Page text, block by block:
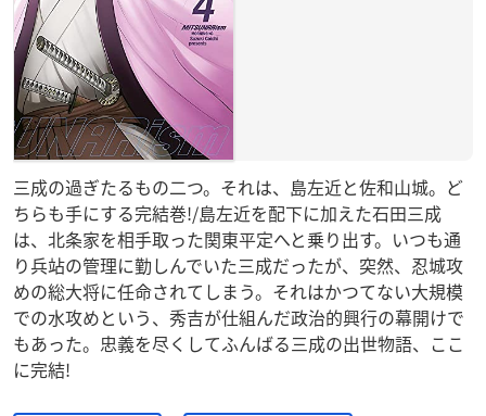
三成の過ぎたるもの二つ。それは、島左近と佐和山城。ど
ちらも手にする完結巻!/島左近を配下に加えた石田三成
は、北条家を相手取った関東平定へと乗り出す。いつも通
り兵站の管理に勤しんでいた三成だったが、突然、忍城攻
めの総大将に任命されてしまう。それはかつてない大規模
での水攻めという、秀吉が仕組んだ政治的興行の幕開けで
もあった。忠義を尽くしてふんばる三成の出世物語、ここ
に完結!